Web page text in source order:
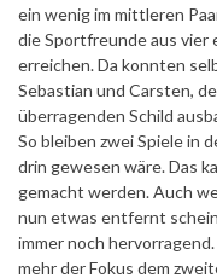
ein wenig im mittleren
die Sportfreunde aus vier
erreichen. Da konnten
Sebastian und Carsten,
überragenden Schild
So bleiben zwei Spiele in
drin gewesen wäre. Das
gemacht werden. Auch
nun etwas entfernt
immer noch
mehr der Fokus dem